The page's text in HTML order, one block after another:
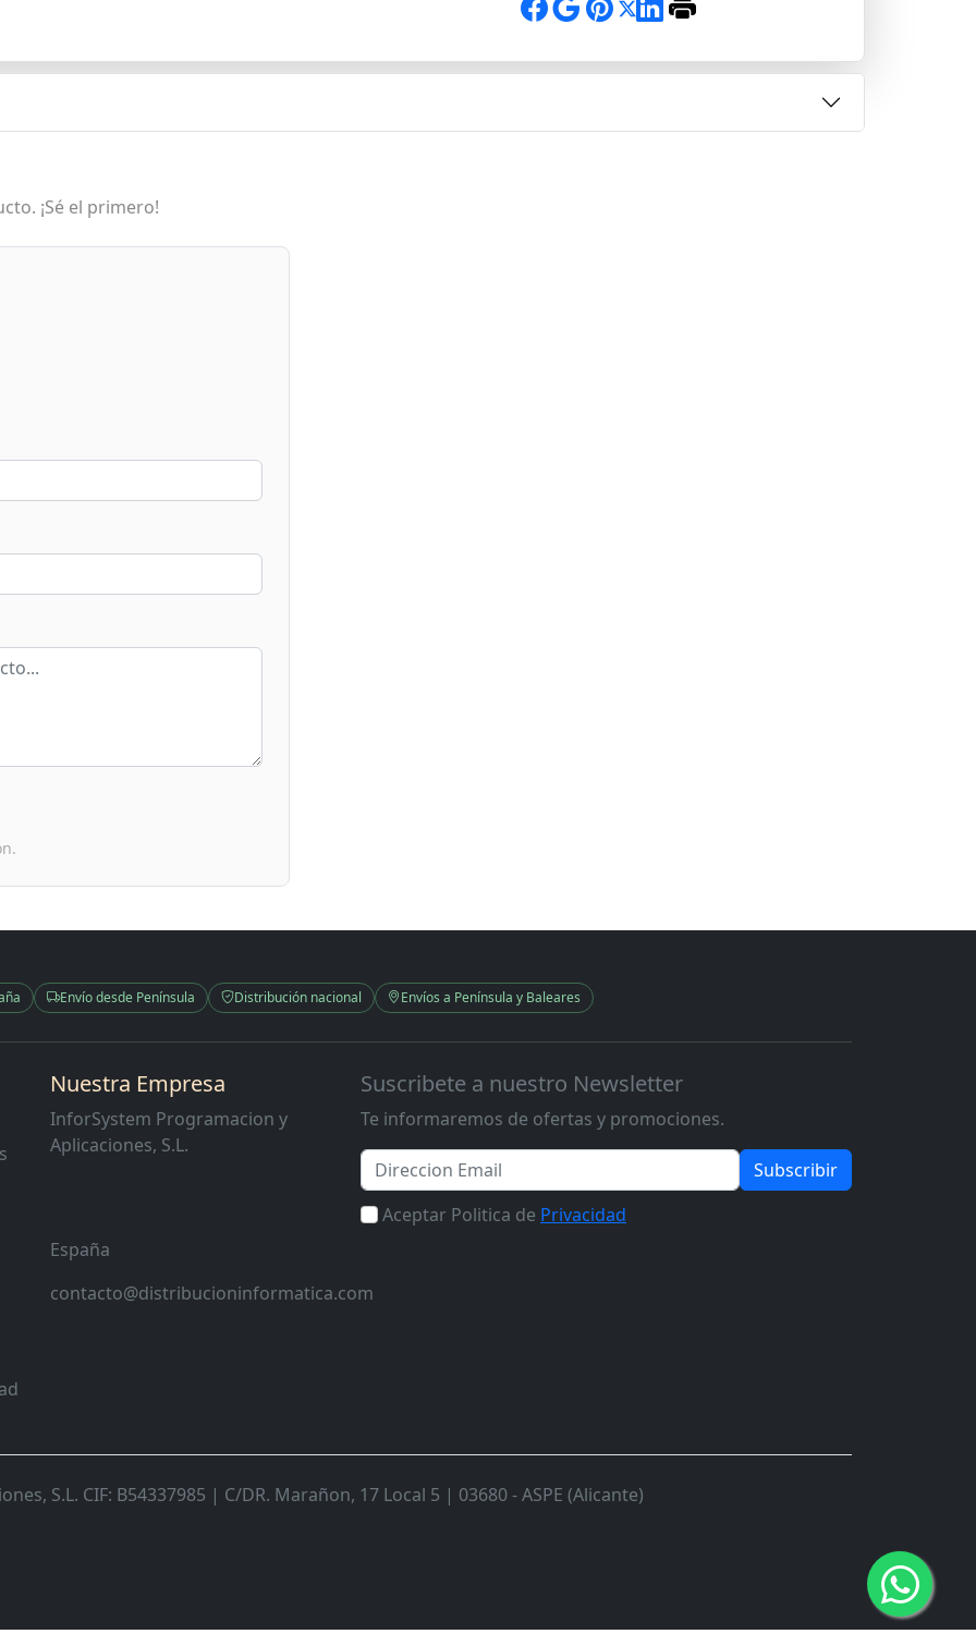
¡Sé el primero!
Envío desde Península Distribución nacional Envíos a Península y Baleares
Nuestra Empresa
InforSystem Programacion y
Aplicaciones, S.L.
España
contacto@distribucioninformatica.com
Suscribete a nuestro Newsletter
Te informaremos de ofertas y promociones.
Email
Subscribir
Aceptar Politica de Privacidad
S.L. CIF: B54337985 | C/DR. Marañon, 17 Local 5 | 03680 - ASPE (Alicante)